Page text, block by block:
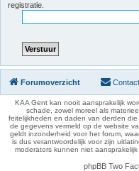
registratie.
Forumoverzicht Contact
KAA Gent kan nooit aansprakelijk
schade, zowel moreel als
feitelijkheden en daden van derden
de gegevens vermeld op de website
geldt inzonderheid voor het forum,
is dus verantwoordelijk voor zijn
moderators kunnen niet
phpBB Two